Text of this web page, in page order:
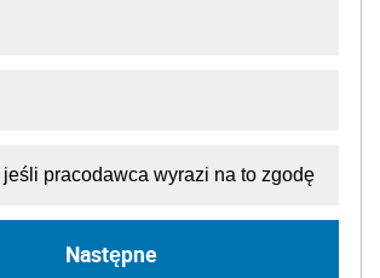
jeśli pracodawca wyrazi na to zgodę
Następne